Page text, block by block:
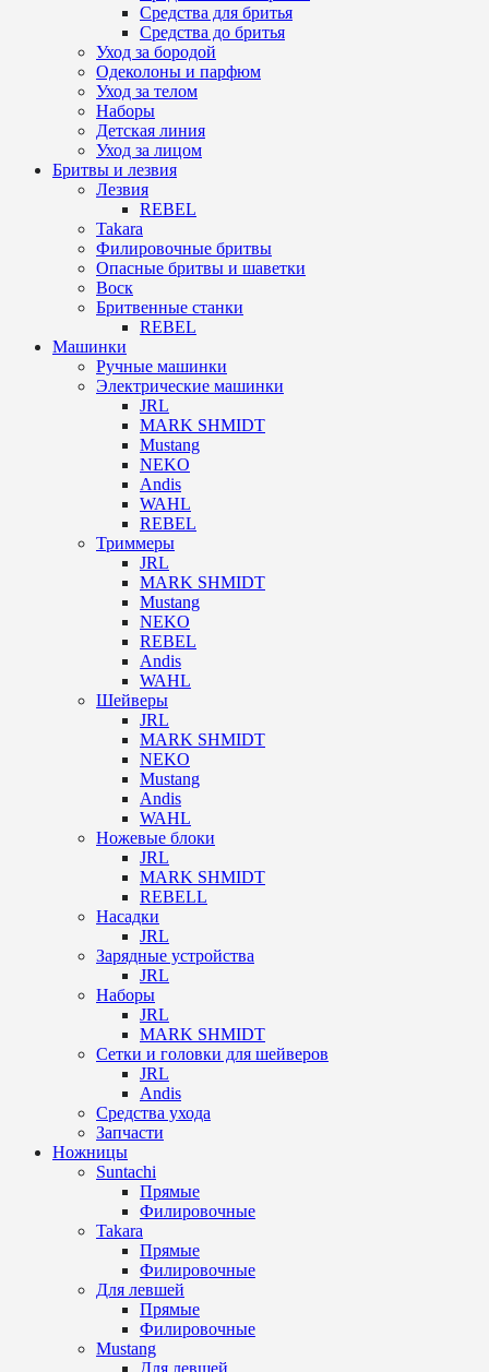
Средства для бритья
Средства до бритья
Уход за бородой
Одеколоны и парфюм
Уход за телом
Наборы
Детская линия
Уход за лицом
Бритвы и лезвия
Лезвия
REBEL
Takara
Филировочные бритвы
Опасные бритвы и шаветки
Воск
Бритвенные станки
REBEL
Машинки
Ручные машинки
Электрические машинки
JRL
MARK SHMIDT
Mustang
NEKO
Andis
WAHL
REBEL
Триммеры
JRL
MARK SHMIDT
Mustang
NEKO
REBEL
Andis
WAHL
Шейверы
JRL
MARK SHMIDT
NEKO
Mustang
Andis
WAHL
Ножевые блоки
JRL
MARK SHMIDT
REBELL
Насадки
JRL
Зарядные устройства
JRL
Наборы
JRL
MARK SHMIDT
Сетки и головки для шейверов
JRL
Andis
Средства ухода
Запчасти
Ножницы
Suntachi
Прямые
Филировочные
Takara
Прямые
Филировочные
Для левшей
Прямые
Филировочные
Mustang
Для левшей